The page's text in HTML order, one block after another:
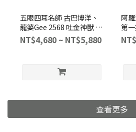
五眼四耳名師 古巴博洋、
龍婆Gee 2568 吐金神獸 五
眼四耳【夢幻佛牌】
NT$4,680 ~ NT$5,880
阿
第
眼
佛
查看更多